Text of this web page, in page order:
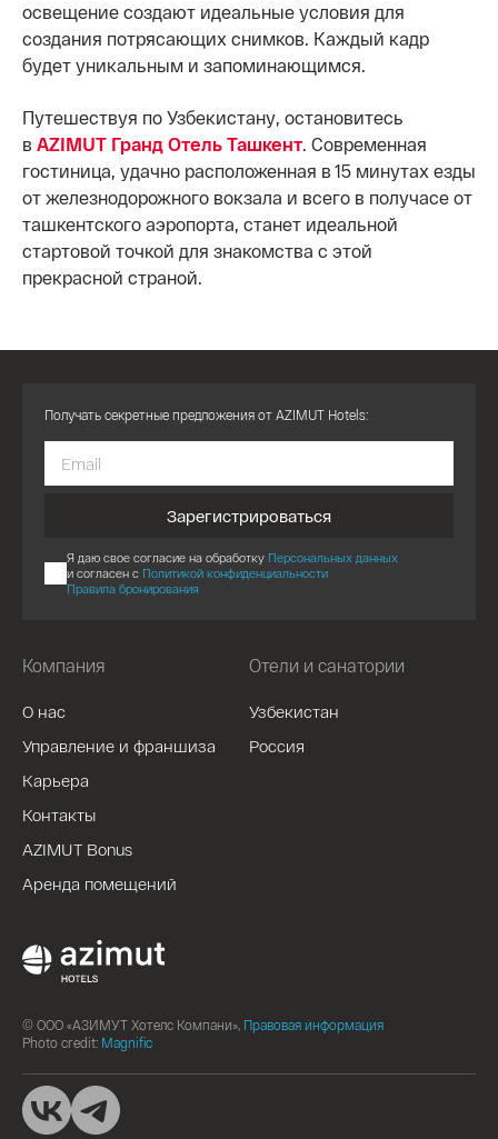
освещение создают идеальные условия для
создания потрясающих снимков. Каждый кадр
будет уникальным и запоминающимся.
Путешествуя по Узбекистану, остановитесь
в AZIMUT Гранд Отель Ташкент. Современная
гостиница, удачно расположенная в 15 минутах езды
от железнодорожного вокзала и всего в получасе от
ташкентского аэропорта, станет идеальной
стартовой точкой для знакомства с этой
прекрасной страной.
Компания
О нас
Управление и франшиза
Карьера
Контакты
AZIMUT Bonus
Аренда помещений
Отели и санатории
Узбекистан
Россия
Получать секретные предложения от AZIMUT Hotels:
Зарегистрироваться
Я даю свое согласие на обработку Персональных данных
и согласен с Политикой конфиденциальности
Правила бронирования
© ООО «АЗИМУТ Хотелс Компани», Правовая информация
Photo credit: Magnific